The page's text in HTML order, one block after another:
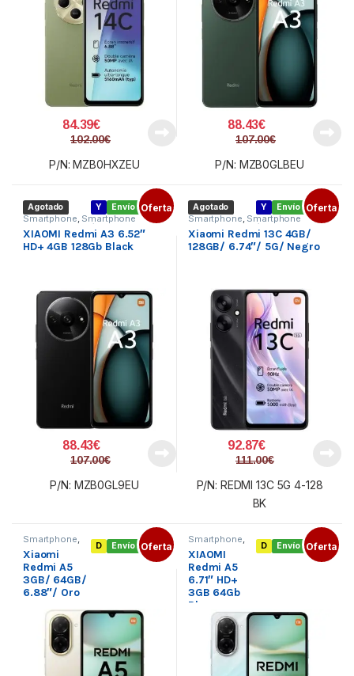
84.39€
102.00€
P/N: MZB0HXZEU
88.43€
107.00€
P/N: MZB0GLBEU
Envío gratis
Y
Agotado Oferta
Smartphone, Smartphone
Telefonía
XIAOMI Redmi A3 6.52″
HD+ 4GB 128Gb Black
88.43€
107.00€
P/N: MZB0GL9EU
Envío gratis
Y
Agotado Oferta
Smartphone, Smartphone
XIAOMI , Telefonía
Xiaomi Redmi 13C 4GB/
128GB/ 6.74″/ 5G/ Negro
92.87€
111.00€
P/N: REDMI 13C 5G 4-128
BK
Envío gratis
D Oferta
Smartphone,
Smartphone
XIAOMI,
Telefonía
Xiaomi
Redmi A5
3GB/ 64GB/
6.88″/ Oro
Envío gratis
D Oferta
Smartphone,
Smartphone
XIAOMI,
Telefonía
XIAOMI
Redmi A5
6.71″ HD+
3GB 64Gb
Blue